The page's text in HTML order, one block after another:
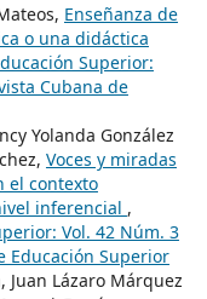
Enseñanza de
o una didáctica
Superior:
Cubana de
Yolanda González
Voces y miradas
el contexto
inferencial ,
Vol. 42 Núm. 3
Educación Superior
Lázaro Márquez